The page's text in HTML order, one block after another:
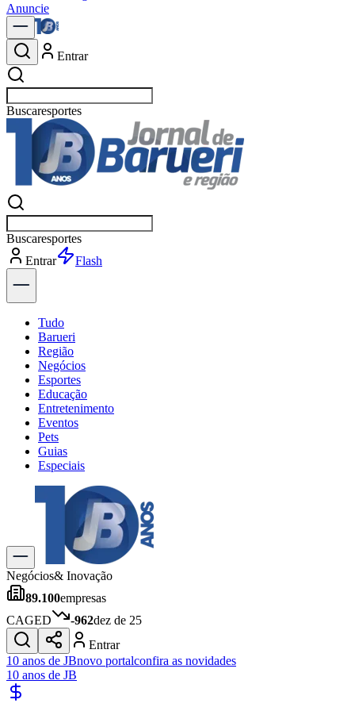
Anuncie
Entrar
Buscarp
Buscarp
Entrar
Explorar
Tudo
Barueri
Região
Negócios
Esportes
Educação
Entretenimento
Eventos
Pets
Guias
Especiais
Explore Tudo
Últimas Notícias
Previsão do Tempo
Trânsito e Rotas
Dia a Dia & Lazer
Gastronomia
Cinema & Shows
JogosNovo
Para Sua Empresa
Negócios& Inovação
89.100empresas
CAGED
-962dez de 25
Entrar
10 anos de JBnovo portalconfira as novidades
10 anos de JB